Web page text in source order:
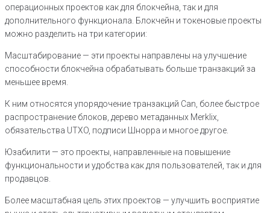
операционных проектов как для блокчейна, так и для
дополнительного функционала. Блокчейн и токеновые проекты
можно разделить на три категории:
Масштабирование — эти проекты направлены на улучшение
способности блокчейна обрабатывать больше транзакций за
меньшее время.
К ним относятся упорядочение транзакций Can, более быстрое
распространение блоков, дерево метаданных Merklix,
обязательства UTXO, подписи Шнорра и многое другое.
Юзабилити — это проекты, направленные на повышение
функциональности и удобства как для пользователей, так и для
продавцов.
Более масштабная цель этих проектов — улучшить восприятие